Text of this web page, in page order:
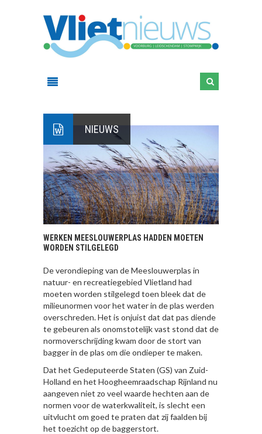
NIEUWS
WERKEN MEESLOUWERPLAS HADDEN MOETEN
WORDEN STILGELEGD
De verondieping van de Meeslouwerplas in
natuur- en recreatiegebied Vlietland had
moeten worden stilgelegd toen bleek dat de
milieunormen voor het water in de plas werden
overschreden. Het is onjuist dat dat pas diende
te gebeuren als onomstotelijk vast stond dat de
normoverschrijding kwam door de stort van
bagger in de plas om die ondieper te maken.
Dat het Gedeputeerde Staten (GS) van Zuid-
Holland en het Hoogheemraadschap Rijnland nu
aangeven niet zo veel waarde hechten aan de
normen voor de waterkwaliteit, is slecht een
uitvlucht om goed te praten dat zij faalden bij
het toezicht op de baggerstort.